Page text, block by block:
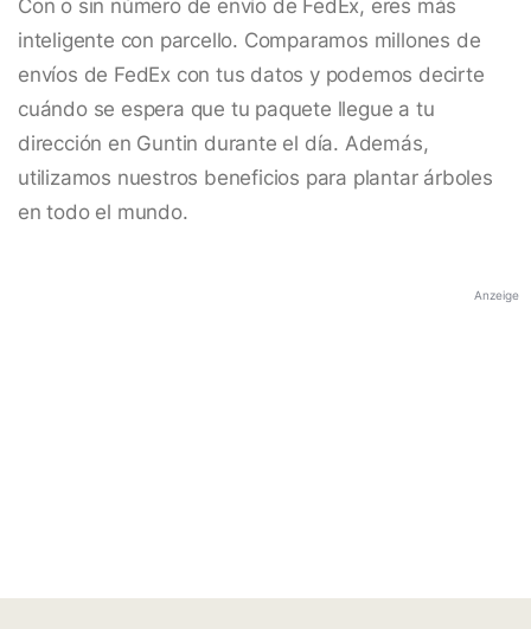
Con o sin número de envío de FedEx, eres más
inteligente con parcello. Comparamos millones de
envíos de FedEx con tus datos y podemos decirte
cuándo se espera que tu paquete llegue a tu
dirección en Guntin durante el día. Además,
utilizamos nuestros beneficios para plantar árboles
en todo el mundo.
Anzeige